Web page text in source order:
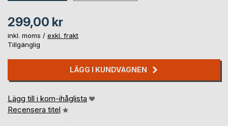
299,00 kr
inkl. moms / exkl. frakt
Tillgänglig
LÄGG I KUNDVAGNEN
Lägg till i kom-ihåglista
Recensera titel